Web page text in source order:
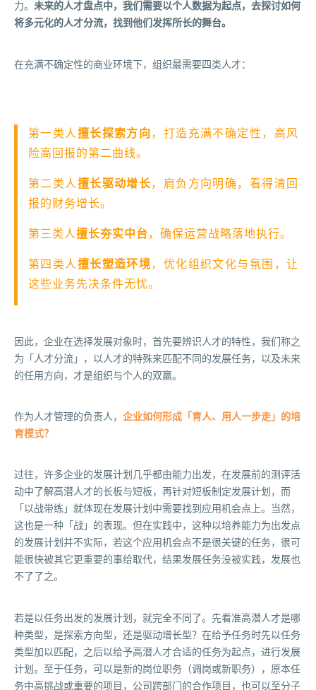
力。 未来的人才盘点中，我们需要以个人数据为起点，去探讨如何
将多元化的人才分流，找到他们发挥所长的舞台。
在充满不确定性的商业环境下，组织最需要四类人才：
第一类人 擅长探索方向 ，打造充满不确定性，高风
险高回报的第二曲线。
第二类人 擅长驱动增长，肩负方向明确，看得清回
报的财务增长。
第三类人擅长夯实中台，确保运营战略落地执行。
第四类人 擅长塑造环境，优化组织文化与氛围，让
这些业务先决条件无忧。
因此，企业在选择发展对象时，首先要辨识人才的特性，我们称之
为「人才分流」，以人才的特殊来匹配不同的发展任务，以及未来
的任用方向，才是组织与个人的双赢。
作为人才管理的负责人， 企业如何形成「育人、用人一步走」的培
育模式？
过往，许多企业的发展计划几乎都由能力出发，在发展前的测评活
动中了解高潜人才的长板与短板，再针对短板制定发展计划，而
「以战带练」就体现在发展计划中需要找到应用机会点上。当然，
这也是一种「战」的表现。但在实践中，这种以培养能力为出发点
的发展计划并不实际，若这个应用机会点不是很关键的任务，很可
能很快被其它更重要的事给取代，结果发展任务没被实践，发展也
不了了之。
若是以任务出发的发展计划，就完全不同了。先看准高潜人才是哪
种类型，是探索方向型，还是驱动增长型？在给予任务时先以任务
类型加以匹配，之后以给予高潜人才合适的任务为起点，进行发展
计划。至于任务，可以是新的岗位职务（调岗或新职务），原本任
务中高挑战或重要的项目，公司跨部门的合作项目，也可以至分子